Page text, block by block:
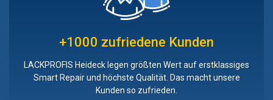
+1000 zufriedene Kunden
LACKPROFIS Heideck legen größten Wert auf erstklassiges
Smart Repair und höchste Qualität. Das macht unsere
Kunden so zufrieden.